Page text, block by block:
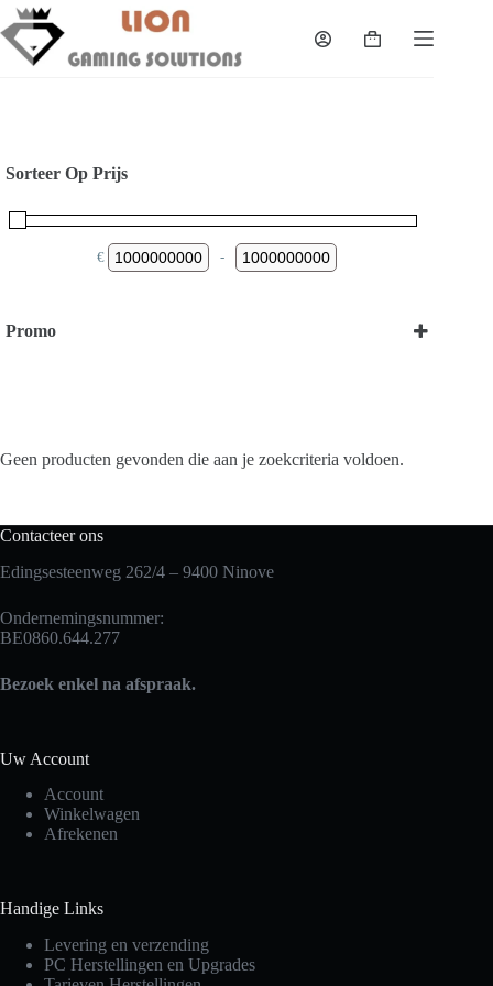
Skip
to
content
Shopping
Geen producten gevonden die aan je zoekcriteria voldoen.
Sorteer Op Prijs
€ Minimum Price
-Maximum Price
Promo
Contacteer ons
Edingsesteenweg 262/4 – 9400 Ninove
Ondernemingsnummer:
BE0860.644.277
Bezoek enkel na afspraak.
Uw Account
Account
Winkelwagen
Afrekenen
Handige Links
Levering en verzending
PC Herstellingen en Upgrades